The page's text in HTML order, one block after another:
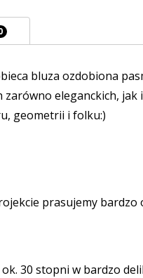
bluza ozdobiona
eleganckich,
geometrii i folku:)
prasujemy bardzo
30 stopni w bardzo